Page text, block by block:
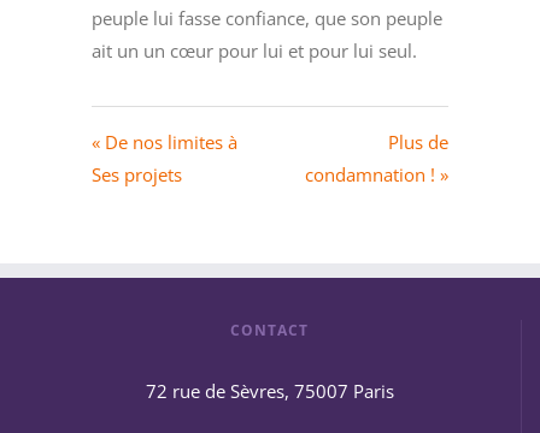
peuple lui fasse confiance, que son peuple
ait un un cœur pour lui et pour lui seul.
« De nos limites à
Ses projets
Plus de
condamnation ! »
CONTACT
72 rue de Sèvres, 75007 Paris